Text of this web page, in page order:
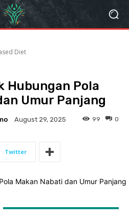
Diet
Hubungan Pola
Umur Panjang
August 29, 2025 0
99
Twitter